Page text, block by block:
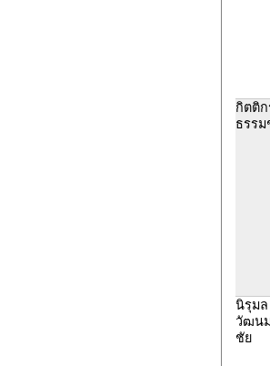
กิตติก
ธรรม
นิรุมล
วัฒน
ชัย